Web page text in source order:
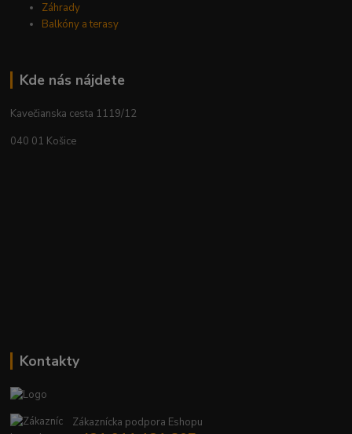
Záhrady
Balkóny a terasy
Kde nás nájdete
Kavečianska cesta 1119/12
040 01 Košice
Kontakty
Zákaznícka podpora Eshopu